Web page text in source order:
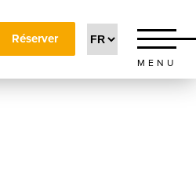
Réserver
MENU